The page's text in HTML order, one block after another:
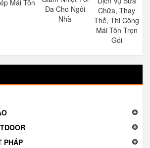
Mái Tôn
Đa Cho Ngôi
Nhà
Chữa, Thay
Thế, Thi Công
Mái Tôn Trọn
Gói
PHÁP